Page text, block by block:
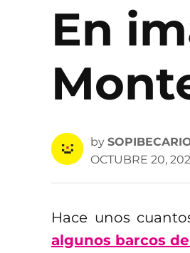
En
by
OCTUBRE 20,
Hace unos
algunos barcos